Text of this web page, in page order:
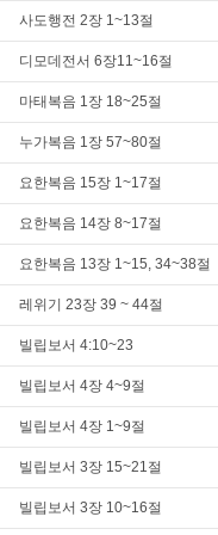
사도행전 2장 1~13절
디모데전서 6장11~16절
마태복음 1장 18~25절
누가복음 1장 57~80절
요한복음 15장 1~17절
요한복음 14장 8~17절
요한복음 13장 1~15, 34~38절
레위기 23장 39 ~ 44절
빌립보서 4:10~23
빌립보서 4장 4~9절
빌립보서 4장 1~9절
빌립보서 3장 15~21절
빌립보서 3장 10~16절